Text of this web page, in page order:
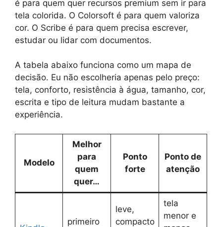
é para quem quer recursos premium sem ir para
tela colorida. O Colorsoft é para quem valoriza
cor. O Scribe é para quem precisa escrever,
estudar ou lidar com documentos.
A tabela abaixo funciona como um mapa de
decisão. Eu não escolheria apenas pelo preço:
tela, conforto, resistência à água, tamanho, cor,
escrita e tipo de leitura mudam bastante a
experiência.
Modelo
Melhor
para
quem
quer…
Ponto
forte
Ponto de
atenção
primeiro
leve,
compacto
tela
menor e